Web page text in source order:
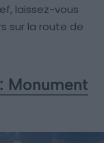
laissez-vous
sur la route de
Monument